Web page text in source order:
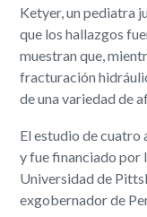
Ketyer, un pediatra
que los hallazgos
muestran que,
fracturación
de una variedad de
El estudio de cuatro
y fue financiado por
Universidad de
exgobernador de